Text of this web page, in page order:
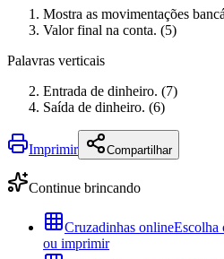
Mostra as movimentações
Valor final na conta. (5)
Palavras verticais
Entrada de dinheiro. (7)
Saída de dinheiro. (6)
Imprimir Compartilhar
Continue brincando
Cruzadinhas onlineEscolha
ou imprimir